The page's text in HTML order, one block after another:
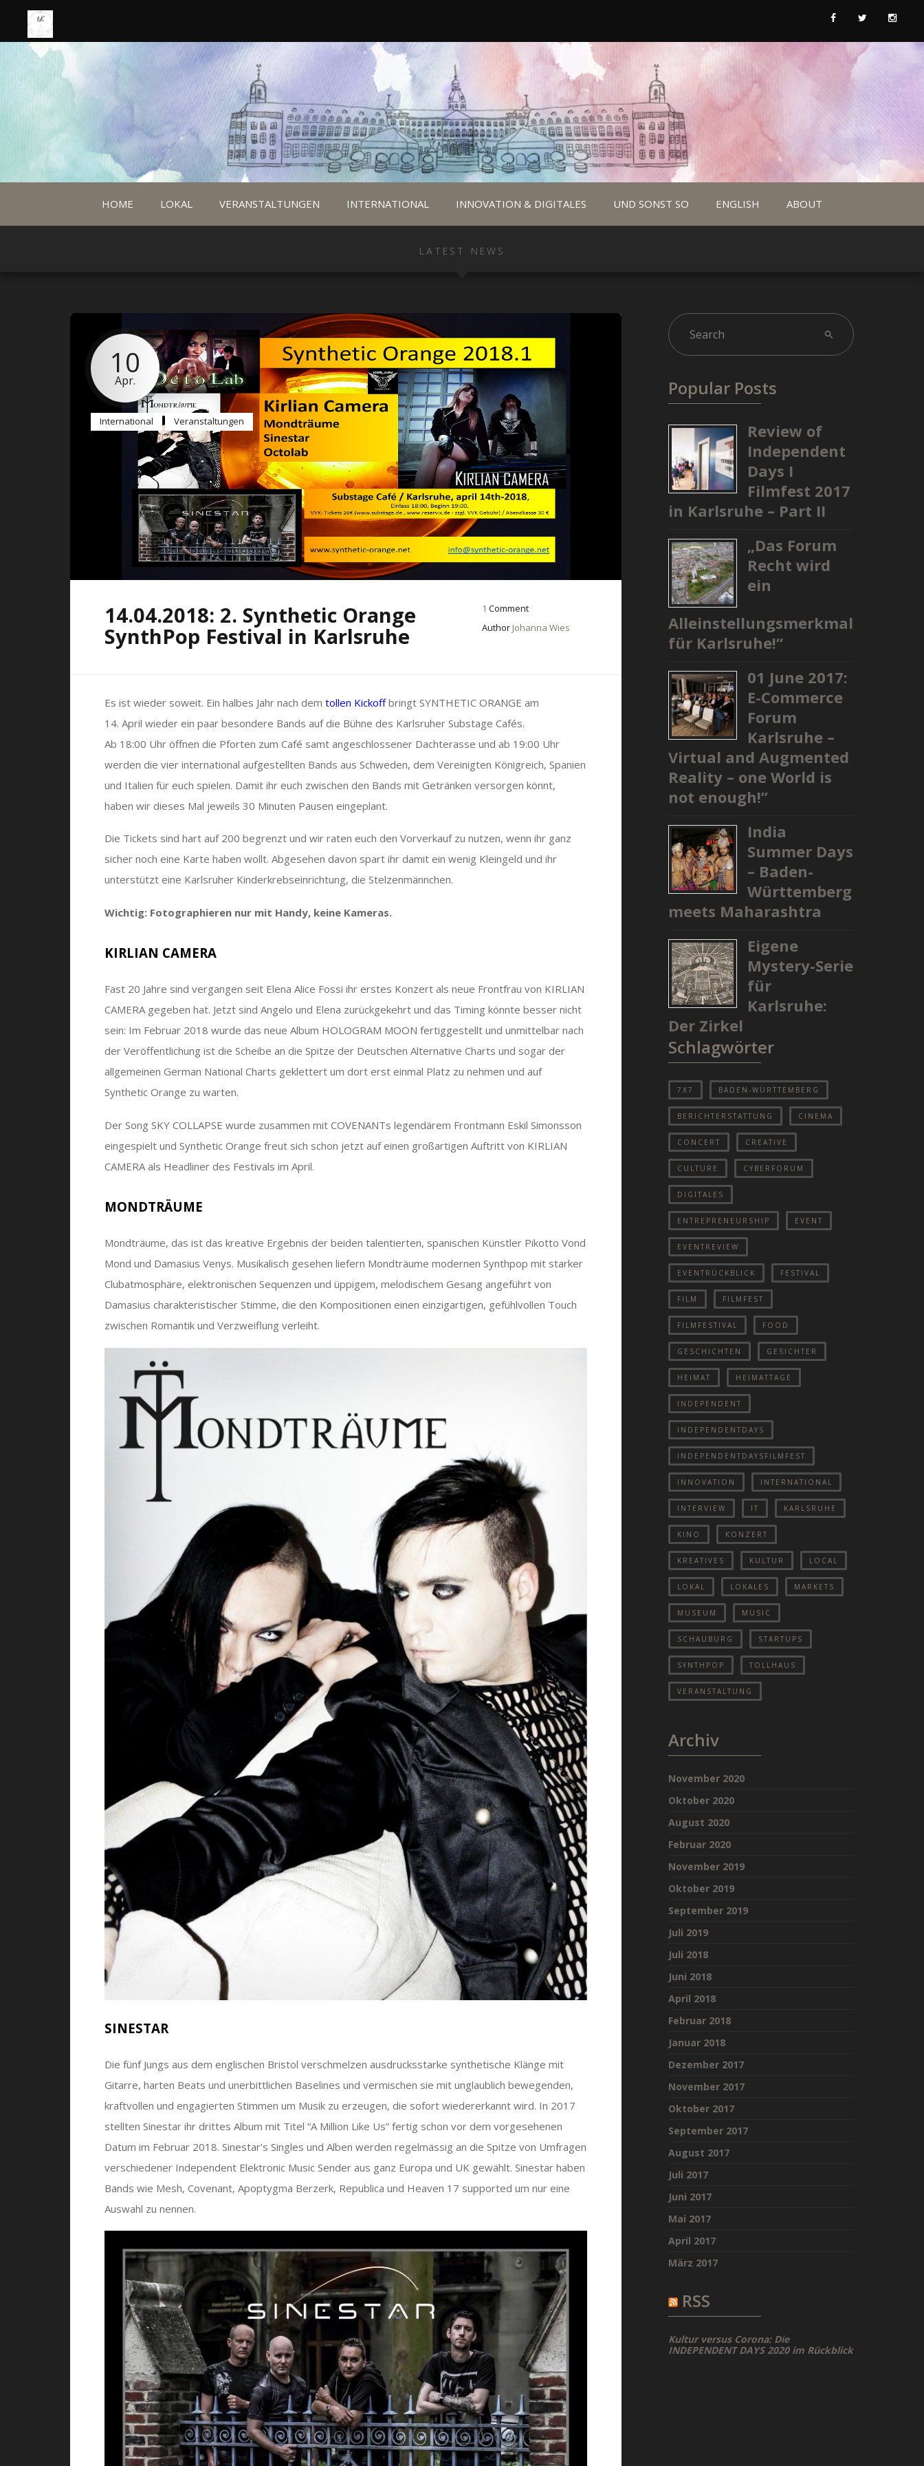
HOME LOKAL VERANSTALTUNGEN INTERNATIONAL INNOVATION & DIGITALES UND SONST SO ENGLISH ABOUT
LATEST NEWS
10
Apr.
International Veranstaltungen
1 Comment
Author Johanna Wies
14.04.2018: 2. Synthetic Orange
SynthPop Festival in Karlsruhe
Es ist wieder soweit. Ein halbes Jahr nach dem tollen Kickoffbringt SYNTHETIC ORANGE am
14. April wieder ein paar besondere Bands auf die Bühne des Karlsruher Substage Cafés.
Ab 18:00 Uhr öffnen die Pforten zum Café samt angeschlossener Dachterasse und ab 19:00 Uhr
werden die vier international aufgestellten Bands aus Schweden, dem Vereinigten Königreich, Spanien
und Italien für euch spielen. Damit ihr euch zwischen den Bands mit Getränken versorgen könnt,
haben wir dieses Mal jeweils 30 Minuten Pausen eingeplant.
Die Tickets sind hart auf 200 begrenzt und wir raten euch den Vorverkauf zu nutzen, wenn ihr ganz
sicher noch eine Karte haben wollt. Abgesehen davon spart ihr damit ein wenig Kleingeld und ihr
unterstützt eine Karlsruher Kinderkrebseinrichtung, die Stelzenmännchen.
Wichtig: Fotographieren nur mit Handy, keine Kameras.
KIRLIAN CAMERA
Fast 20 Jahre sind vergangen seit Elena Alice Fossi ihr erstes Konzert als neue Frontfrau von KIRLIAN
CAMERA gegeben hat. Jetzt sind Angelo und Elena zurückgekehrt und das Timing könnte besser nicht
sein: Im Februar 2018 wurde das neue Album HOLOGRAM MOON fertiggestellt und unmittelbar nach
der Veröffentlichung ist die Scheibe an die Spitze der Deutschen Alternative Charts und sogar der
allgemeinen German National Charts geklettert um dort erst einmal Platz zu nehmen und auf
Synthetic Orange zu warten.
Der Song SKY COLLAPSE wurde zusammen mit COVENANTs legendärem Frontmann Eskil Simonsson
eingespielt und Synthetic Orange freut sich schon jetzt auf einen großartigen Auftritt von KIRLIAN
CAMERA als Headliner des Festivals im April.
MONDTRÄUME
Mondträume, das ist das kreative Ergebnis der beiden talentierten, spanischen Künstler Pikotto Vond
Mond und Damasius Venys. Musikalisch gesehen liefern Mondträume modernen Synthpop mit starker
Clubatmosphäre, elektronischen Sequenzen und üppigem, melodischem Gesang angeführt von
Damasius charakteristischer Stimme, die den Kompositionen einen einzigartigen, gefühlvollen Touch
zwischen Romantik und Verzweiflung verleiht.
SINESTAR
Die fünf Jungs aus dem englischen Bristol verschmelzen ausdrucksstarke synthetische Klänge mit
Gitarre, harten Beats und unerbittlichen Baselines und vermischen sie mit unglaublich bewegenden,
kraftvollen und engagierten Stimmen um Musik zu erzeugen, die sofort wiedererkannt wird. In 2017
stellten Sinestar ihr drittes Album mit Titel “A Million Like Us” fertig schon vor dem vorgesehenen
Datum im Februar 2018. Sinestar’s Singles und Alben werden regelmässig an die Spitze von Umfragen
verschiedener Independent Elektronic Music Sender aus ganz Europa und UK gewählt. Sinestar haben
Bands wie Mesh, Covenant, Apoptygma Berzerk, Republica und Heaven 17 supported um nur eine
Auswahl zu nennen.
Popular Posts
Review of
Independent
Days I
Filmfest 2017
in Karlsruhe – Part II
„Das Forum
Recht wird
ein
Alleinstellungsmerkmal
für Karlsruhe!“
01 June 2017:
E-Commerce
Forum
Karlsruhe –
Virtual and Augmented
Reality – one World is
not enough!”
India
Summer Days
– Baden-
Württemberg
meets Maharashtra
Eigene
Mystery-Serie
für
Karlsruhe:
Der Zirkel
Schlagwörter
7X7 BADEN-WÜRTTEMBERG
BERICHTERSTATTUNG CINEMA
CONCERT CREATIVE
CULTURE CYBERFORUM
DIGITALES
ENTREPRENEURSHIP EVENT
EVENTREVIEW
EVENTRÜCKBLICK FESTIVAL
FILM FILMFEST
FILMFESTIVAL FOOD
GESCHICHTEN GESICHTER
HEIMAT HEIMATTAGE
INDEPENDENT
INDEPENDENTDAYS
INDEPENDENTDAYSFILMFEST
INNOVATION INTERNATIONAL
INTERVIEW IT KARLSRUHE
KINO KONZERT
KREATIVES KULTUR LOCAL
LOKAL LOKALES MARKETS
MUSEUM MUSIC
SCHAUBURG STARTUPS
SYNTHPOP TOLLHAUS
VERANSTALTUNG
Archiv
November 2020
Oktober 2020
August 2020
Februar 2020
November 2019
Oktober 2019
September 2019
Juli 2019
Juli 2018
Juni 2018
April 2018
Februar 2018
Januar 2018
Dezember 2017
November 2017
Oktober 2017
September 2017
August 2017
Juli 2017
Juni 2017
Mai 2017
April 2017
März 2017
RSS
Kultur versus Corona: Die
INDEPENDENT DAYS 2020 im Rückblick